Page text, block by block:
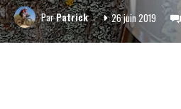
ParPatrick 26 juin 2019